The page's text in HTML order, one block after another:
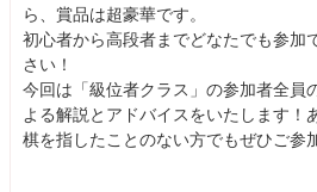
ら、賞品は超豪華です。
初心者から高段者までどなたでも参加
さい！
今回は「級位者クラス」の参加者全員
よる解説とアドバイスをいたします！
棋を指したことのない方でもぜひご参